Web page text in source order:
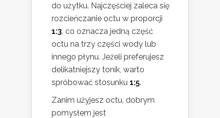
do użytku. Najczęściej zaleca się
rozcieńczanie octu w proporcji
1:3 , co oznacza jedną część
octu na trzy części wody lub
innego płynu. Jeżeli preferujesz
delikatniejszy tonik, warto
spróbować stosunku 1:5.
Zanim użyjesz octu, dobrym
pomysłem jest